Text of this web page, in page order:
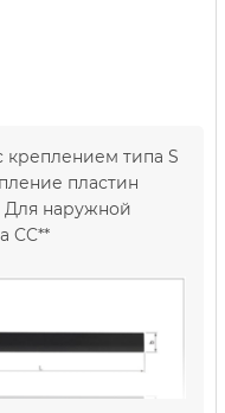
креплением типа S
пластин
Для наружной
CC**